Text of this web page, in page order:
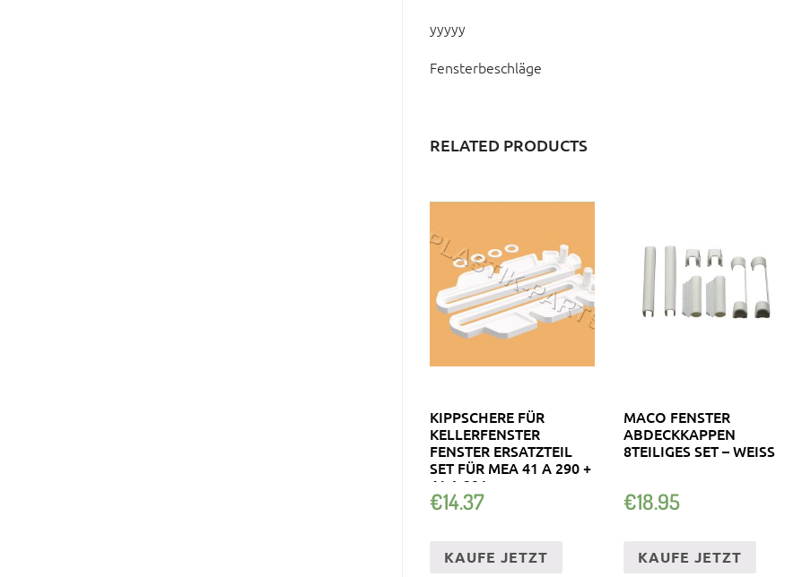
yyyyy
Fensterbeschläge
RELATED PRODUCTS
KIPPSCHERE FÜR
KELLERFENSTER
FENSTER ERSATZTEIL
SET FÜR MEA 41 A 290 +
41 A 291
€14.37
KAUFE JETZT
MACO FENSTER
ABDECKKAPPEN
8TEILIGES SET – WEISS
€18.95
KAUFE JETZT